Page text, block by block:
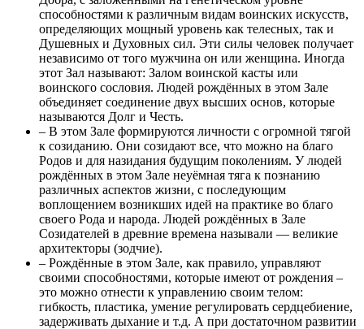
способностями к различным видам воинских искусств,
определяющих мощный уровень как телесных, так и
Душевных и Духовных сил. Эти силы человек получает
независимо от того мужчина он или женщина. Иногда
этот Зал называют: Залом воинской касты или
воинского сословия. Людей рождённых в этом Зале
объединяет соединение двух высших основ, которые
называются Долг и Честь.
– В этом Зале формируются личности с огромной тягой
к созиданию. Они созидают все, что можно на благо
Родов и для назидания будущим поколениям. У людей
рождённых в этом Зале неуёмная тяга к познанию
различных аспектов жизни, с последующим
воплощением возникших идей на практике во благо
своего Рода и народа. Людей рождённых в Зале
Созидателей в древние времена называли — великие
архитекторы (зодчие).
– Рождённые в этом Зале, как правило, управляют
своими способностями, которые имеют от рождения –
это можно отнести к управлению своим телом:
гибкость, пластика, умение регулировать сердцебиение,
задерживать дыхание и т.д. А при достаточном развитии